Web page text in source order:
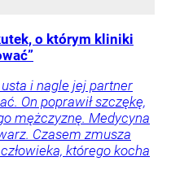
o którym kliniki
i nagle jej partner
On poprawił szczękę,
mężczyznę. Medycyna
Czasem zmusza
którego kocha